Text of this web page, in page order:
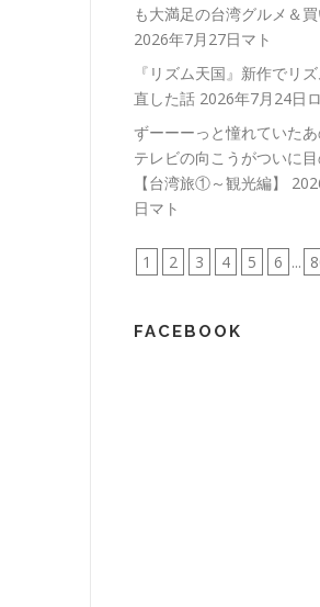
も大満足の台湾グルメ＆
2026年7月27日マト
『リズム天国』新作でリ
直した話 2026年7月24日
ずーーーっと憧れていたあ
テレビの向こうがついに目
【台湾旅①～観光編】
日マト
1 2 3 4 5 6 ...
FACEBOOK